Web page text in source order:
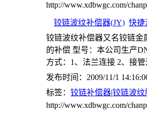
http://www.xdbwgc.com/
铰链波纹补偿器(JY) 快捷
铰链波纹补偿器又名铰链
的补偿 型号：本公司生产
方式：1、法兰连接 2、接
发布时间：2009/11/1
标签： 铰链补偿器|铰链波纹
http://www.xdbwgc.com/